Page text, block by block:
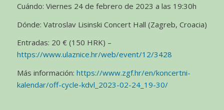
Cuándo: Viernes 24 de febrero de 2023 a las 19:30h
Dónde: Vatroslav Lisinski Concert Hall (Zagreb, Croacia)
Entradas: 20 € (150 HRK) –
https://www.ulaznice.hr/web/event/12/3428
Más información: https://www.zgf.hr/en/koncertni-
kalendar/off-cycle-kdvl_2023-02-24_19-30/